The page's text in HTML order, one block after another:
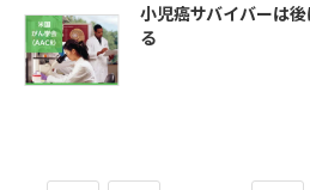
小児癌サバイバーは
る